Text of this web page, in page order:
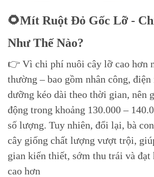
🌻Mít Ruột Đỏ Gốc Lỡ -
Như Thế Nào?
👉 Vì chi phí nuôi cây lỡ cao hơn
thường – bao gồm nhân công,
dưỡng kéo dài theo thời gian, nên
động trong khoảng 130.000 –
số lượng. Tuy nhiên, đổi lại, bà
cây giống chất lượng vượt trội,
gian kiến thiết, sớm thu trái và đạt
cao hơn